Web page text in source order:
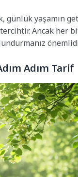
günlük yaşamın
Ancak her
Adım Tarif